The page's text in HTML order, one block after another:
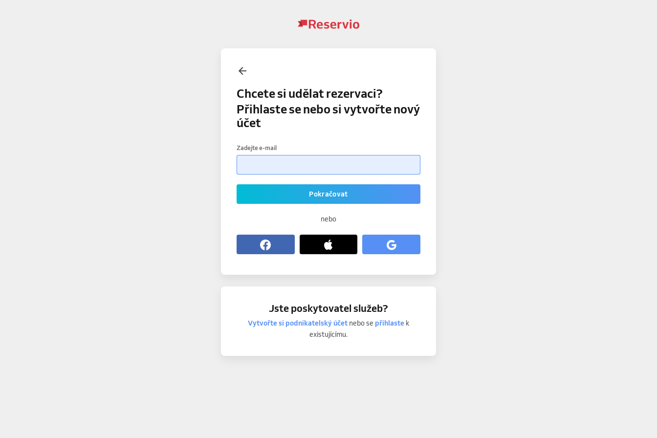
Chcete si udělat rezervaci?
Přihlaste se nebo si vytvořte nový
účet
Zadejte e-mail
Pokračovat
nebo
Jste poskytovatel služeb?
Vytvořte si podnikatelský účetnebo se přihlastek
existujícímu.